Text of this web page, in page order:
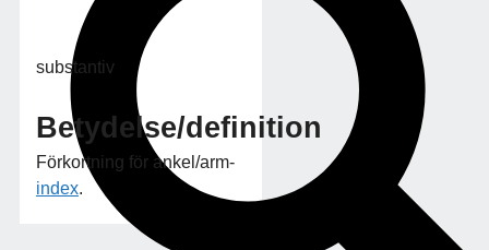
substantiv
Betydelse/definition
Förkortning för ankel/arm-
index.